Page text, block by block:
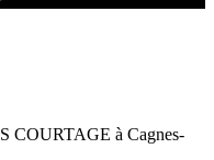
COURTAGE à Cagnes-